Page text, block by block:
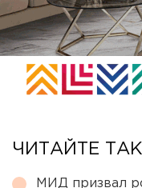
ЧИТАЙТЕ
МИД призвал